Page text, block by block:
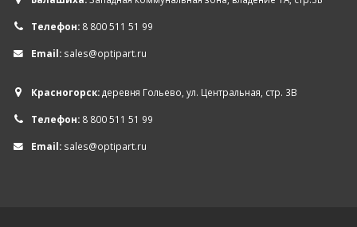
Телефон: 8 800 511 51 99
Email: sales@optipart.ru
Красногорск:деревня Гольево, ул. Центральная, стр. 3В
Телефон: 8 800 511 51 99
Email: sales@optipart.ru